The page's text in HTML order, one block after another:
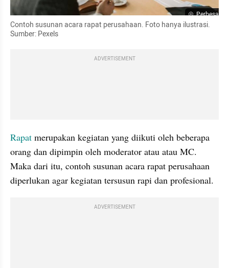
Perbesar
Contoh susunan acara rapat perusahaan. Foto hanya ilustrasi.
Sumber: Pexels
ADVERTISEMENT
Rapat merupakan kegiatan yang diikuti oleh beberapa
orang dan dipimpin oleh moderator atau atau MC.
Maka dari itu, contoh susunan acara rapat perusahaan
diperlukan agar kegiatan tersusun rapi dan profesional.
ADVERTISEMENT